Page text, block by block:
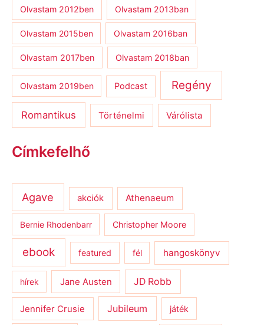
Olvastam 2012ben Olvastam 2013ban
Olvastam 2015ben Olvastam 2016ban
Olvastam 2017ben Olvastam 2018ban
Olvastam 2019ben Podcast Regény
Romantikus Történelmi Várólista
Címkefelhő
Agave akciók Athenaeum
Bernie Rhodenbarr Christopher Moore
ebook featured fél hangoskönyv
hírek Jane Austen JD Robb
Jennifer Crusie Jubileum játék